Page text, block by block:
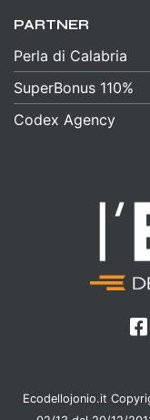
PARTNER
Perla di Calabria
SuperBonus 110%
Codex Agency
Ecodellojonio.it